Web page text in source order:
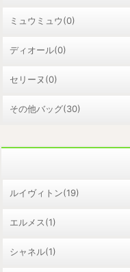
ミュウミュウ(0)
ディオール(0)
セリーヌ(0)
その他バッグ(30)
ルイヴィトン(19)
エルメス(1)
シャネル(1)